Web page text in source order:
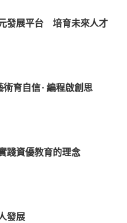
發展平台 培育未來人才
育自信 · 編程啟創思
資優教育的理念
發展